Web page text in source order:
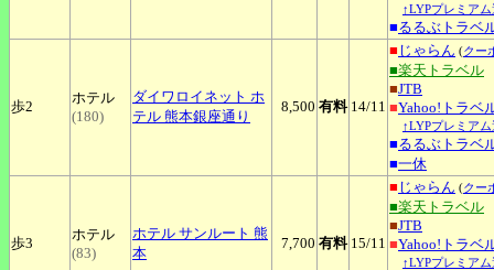
↑LYPプレミア
■るるぶトラベ
歩2
ホテル
(180)
ダイワロイネット ホ
テル 熊本銀座通り
8,500 有料 14/11
■ じゃらん (クー
■楽天トラベル
■JTB
■Yahoo!トラベ
↑LYPプレミア
■るるぶトラベ
■一休
歩3
ホテル
(83)
ホテル サンルート 熊
本
7,700 有料 15/11
■ じゃらん (クー
■楽天トラベル
■JTB
■Yahoo!トラベ
↑LYPプレミア